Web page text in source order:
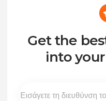
Get the
into